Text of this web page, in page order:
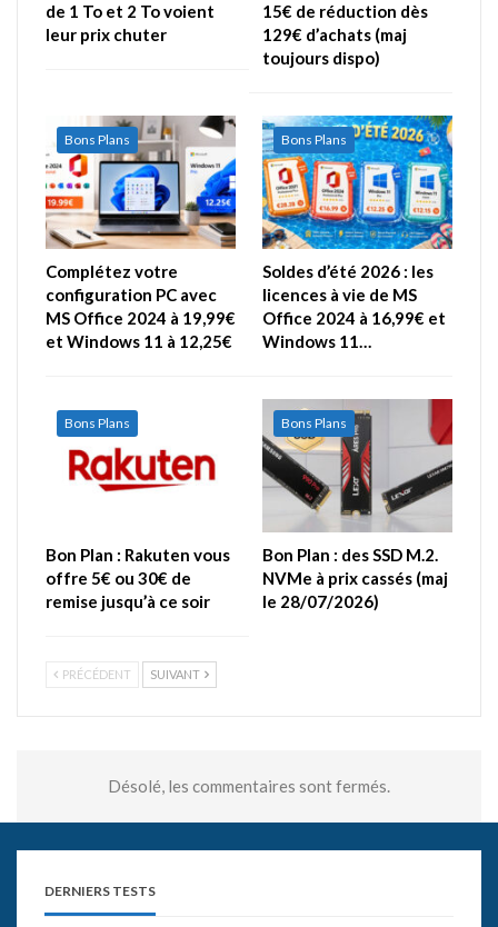
de 1 To et 2 To voient
leur prix chuter
15€ de réduction dès
129€ d’achats (maj
toujours dispo)
Bons Plans
Complétez votre
configuration PC avec
MS Office 2024 à 19,99€
et Windows 11 à 12,25€
Bons Plans
Soldes d’été 2026 : les
licences à vie de MS
Office 2024 à 16,99€ et
Windows 11…
Bons Plans
Bon Plan : Rakuten vous
offre 5€ ou 30€ de
remise jusqu’à ce soir
Bons Plans
Bon Plan : des SSD M.2.
NVMe à prix cassés (maj
le 28/07/2026)
PRÉCÉDENT SUIVANT
Désolé, les commentaires sont fermés.
DERNIERS TESTS